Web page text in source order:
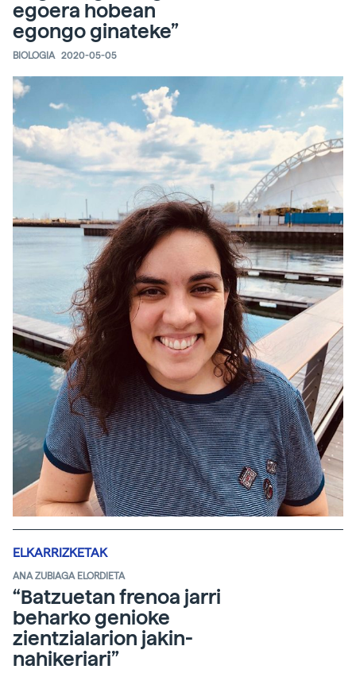
egoera hobean
egongo ginateke”
BIOLOGIA 2020-05-05
ELKARRIZKETAK
ANA ZUBIAGA ELORDIETA
“Batzuetan frenoa jarri
beharko genioke
zientzialarion jakin-
nahikeriari”